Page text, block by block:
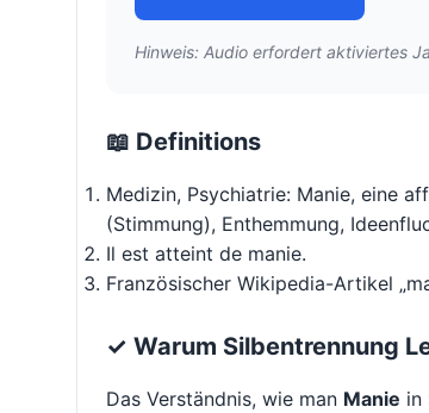
Hinweis: Audio erfordert aktiviertes
📖 Definitions
Medizin, Psychiatrie: Manie, eine
(Stimmung), Enthemmung,
Il est atteint de manie.
Französischer Wikipedia-Artikel
✓ Warum Silbentrennung
Das Verständnis, wie man Manie in